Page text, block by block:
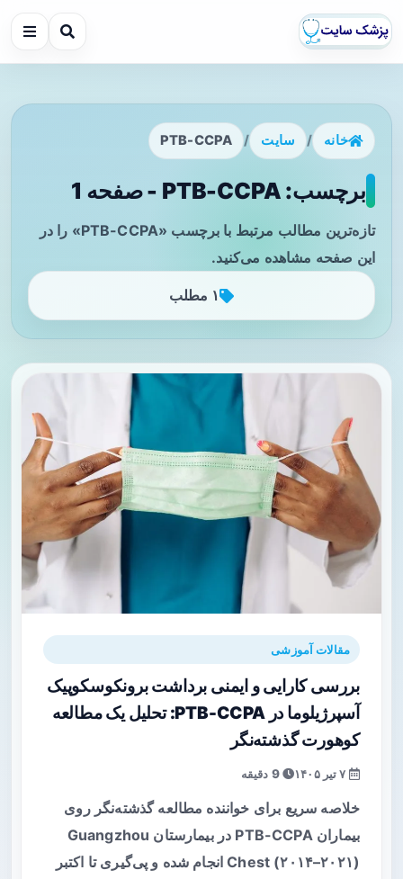
خانه / سایت /
PTB-CCPA
برچسب: PTB-CCPA - صفحه 1
تازه‌ترین مطالب مرتبط با برچسب «PTB-CCPA» را در
این صفحه مشاهده می‌کنید.
۱ مطلب
مقالات آموزشی
بررسی کارایی و ایمنی برداشت برونکوسکوپیک
آسپرژیلوما در PTB-CCPA: تحلیل یک مطالعه
کوهورت گذشته‌نگر
9 دقیقه
خلاصه سریع برای خواننده مطالعه گذشته‌نگر روی
بیماران PTB-CCPA در بیمارستان Guangzhou
Chest (۲۰۱۴–۲۰۲۱) انجام شده و پی‌گیری تا اکتبر